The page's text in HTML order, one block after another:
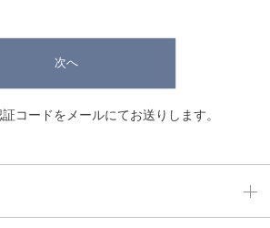
次へ
コードをメールにてお送りします。